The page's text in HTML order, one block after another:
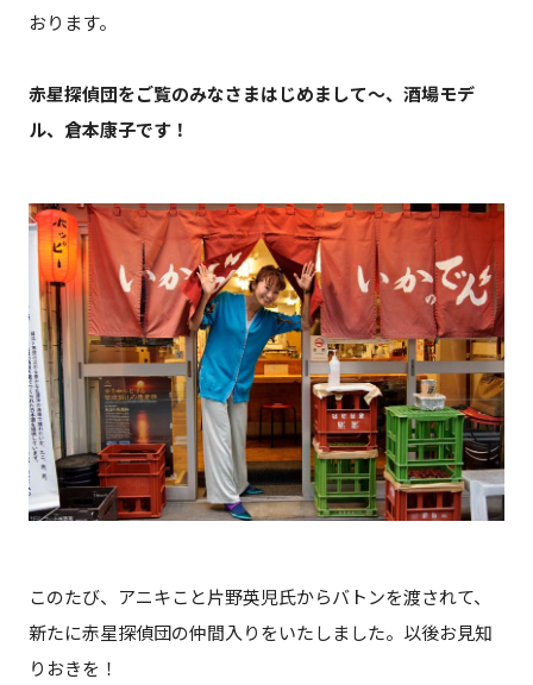
おります。
赤星探偵団をご覧のみなさまはじめまして〜、酒場モデ
ル、倉本康子です！
このたび、アニキこと片野英児氏からバトンを渡されて、
新たに赤星探偵団の仲間入りをいたしました。以後お見知
りおきを！